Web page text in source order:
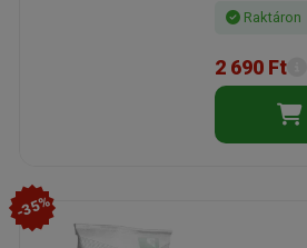
Raktáron
2 690 Ft
-35%